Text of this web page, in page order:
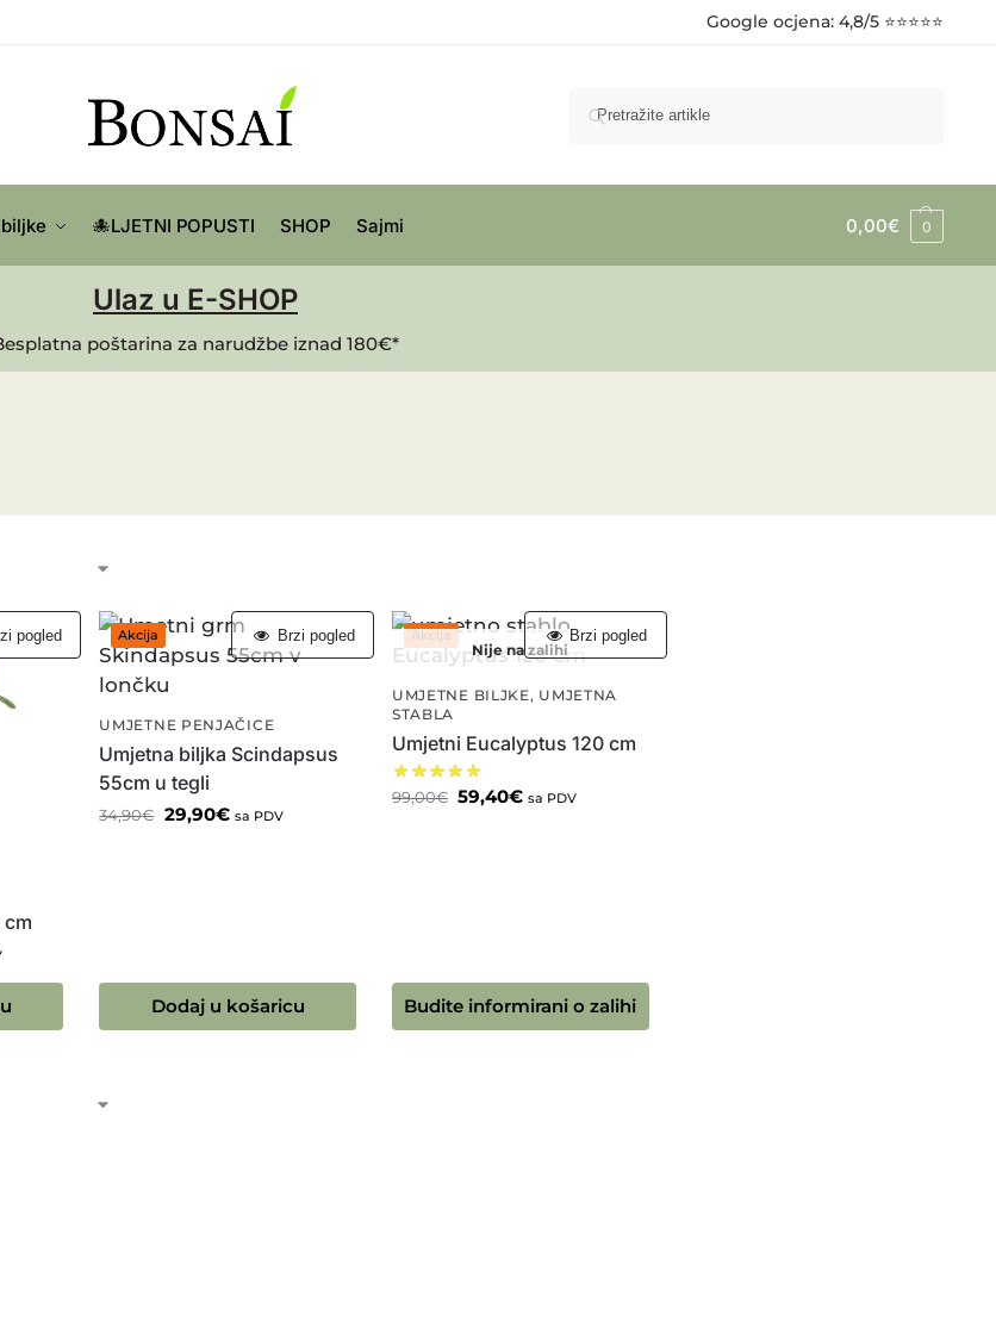
Google ocjena: 4,8/5 ⭐⭐⭐⭐⭐
🐙LJETNI POPUSTI SHOP Sajmi 0,00€ 0
Ulaz u E-SHOP
poštarina za narudžbe iznad 180€*
cm
pogled Akcija
UMJETNE PENJAČICE
Umjetna biljka Scindapsus
55cm u tegli
34,90€ 29,90€ sa PDV
Dodaj u košaricu
Brzi pogled Akcija
Nije na zalihi
UMJETNE BILJKE , UMJETNA
STABLA
Umjetni Eucalyptus 120 cm
99,00€ 59,40€ sa PDV
Budite informirani o zalihi
Brzi pogled